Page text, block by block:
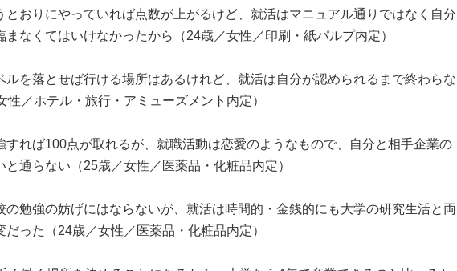
とおりにやっていれば点数が上がるけど、就活はマニュアル通りではなく自分
まなくてはいけなかったから（24歳／女性／印刷・紙パルプ内定）
ルを落とせば行ける場所はあるけれど、就活は自分が認められるまで終わらな
性／ホテル・旅行・アミューズメント内定）
すれば100点が取れるが、就職活動は恋愛のようなもので、自分と相手企業の
と通らない（25歳／女性／医薬品・化粧品内定）
の勉強の妨げにはならないが、就活は時間的・金銭的にも大学の研究生活と両
だった（24歳／女性／医薬品・化粧品内定）